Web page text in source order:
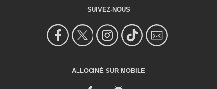
SUIVEZ-NOUS
ALLOCINÉ SUR MOBILE